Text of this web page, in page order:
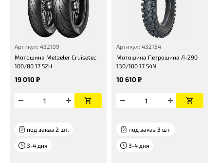
Артикул: 432199
Мотошина Metzeler Cruisetec
100/80 17 52H
19 010 ₽
Артикул: 432134
Мотошина Петрошина Л-290
130/100 17 54N
10 610 ₽
под заказ 2 шт.
3-4 дня
под заказ 3 шт.
3-4 дня